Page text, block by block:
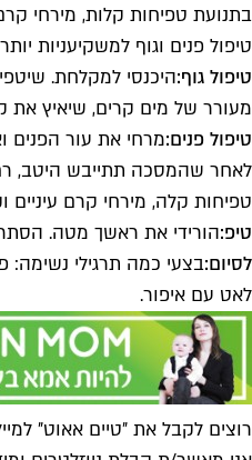
בתנועת טפיחות קלות, מירחי
טיפול פנים וגוף למשקיעניות יותר
טיפול גוף:היכנסי למקלחת.
מעורר של מים קרים, שיאיץ את
טיפול פנים:
לאחר שהמסכה תתייבש היטב,
טפיחות קלה, מירחי קרם
טיפ:הורידי את ראשך מטה.
לסיום:בצעי כמה תרגילי נשימה:
לאט עם איפור.
רוצים לקבל את ״טיים אאוט״